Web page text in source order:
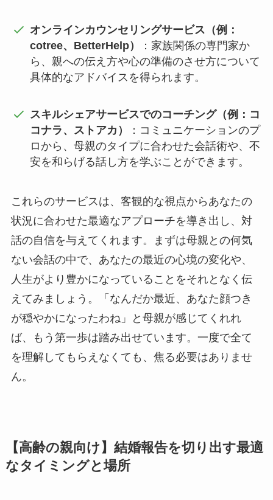
オンラインカウンセリングサービス（例：
cotree、BetterHelp）
：家族関係の専門家か
ら、親への伝え方や心の準備のさせ方について
具体的なアドバイスを得られます。
スキルシェアサービスでのコーチング（例：コ
コナラ、ストアカ）
：コミュニケーションのプ
ロから、母親のタイプに合わせた会話術や、不
安を和らげる話し方を学ぶことができます。
これらのサービスは、客観的な視点からあなたの
状況に合わせた最適なアプローチを導き出し、対
話の自信を与えてくれます。まずは母親との何気
ない会話の中で、あなたの最近の心境の変化や、
人生がより豊かになっていることをそれとなく伝
えてみましょう。「なんだか最近、あなた顔つき
が穏やかになったわね」と母親が感じてくれれ
ば、もう第一歩は踏み出せています。一度で全て
を理解してもらえなくても、焦る必要はありませ
ん。
【高齢の親向け】結婚報告を切り出す最適
なタイミングと場所